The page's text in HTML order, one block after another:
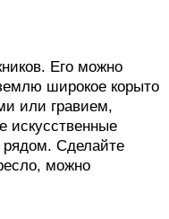
Его можно
широкое корыто
или гравием,
искусственные
Сделайте
можно